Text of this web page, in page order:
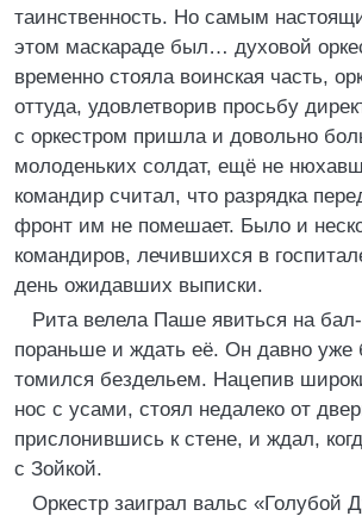
таинственность. Но самым
этом маскараде был… духовой
временно стояла воинская часть,
оттуда, удовлетворив просьбу
с оркестром пришла и довольно
молоденьких солдат, ещё не
командир считал, что разрядка
фронт им не помешает. Было и
командиров, лечившихся в
день ожидавших выписки.
Рита велела Паше явиться на
пораньше и ждать её. Он давно уже
томился бездельем. Нацепив
нос с усами, стоял недалеко от
прислонившись к стене, и ждал,
с Зойкой.
Оркестр заиграл вальс «Голубой